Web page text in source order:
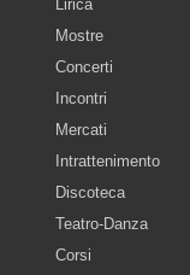
Lirica
Mostre
Concerti
Incontri
Mercati
Intrattenimento
Discoteca
Teatro-Danza
Corsi